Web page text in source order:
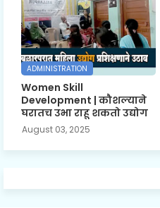
ADMINISTRATION
Women Skill
Development | कौशल्याने
घरातच उभा राहू शकतो उद्योग
August 03, 2025